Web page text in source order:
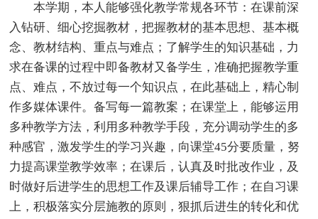
本学期，本人能够强化教学常规各环节：在课前深
入钻研、细心挖掘教材，把握教材的基本思想、基本概
念、教材结构、重点与难点；了解学生的知识基础，力
求在备课的过程中即备教材又备学生，准确把握教学重
点、难点，不放过每一个知识点，在此基础上，精心制
作多媒体课件。备写每一篇教案；在课堂上，能够运用
多种教学方法，利用多种教学手段，充分调动学生的多
种感官，激发学生的学习兴趣，向课堂45分要质量，努
力提高课堂教学效率；在课后，认真及时批改作业，及
时做好后进学生的思想工作及课后辅导工作；在自习课
上，积极落实分层施教的原则，狠抓后进生的转化和优